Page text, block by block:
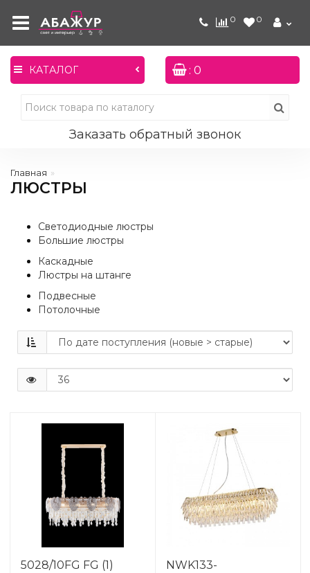
0 0
КАТАЛОГ : 0
Заказать обратный звонок
Главная
ЛЮСТРЫ
Светодиодные люстры
Большие люстры
Каскадные
Люстры на штанге
Подвесные
Потолочные
5028/10FG FG (1)
NWK133-